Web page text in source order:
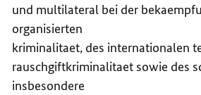
und multilateral bei der
organisierten
kriminalitaet, des internationalen
rauschgiftkriminalitaet sowie des
insbesondere